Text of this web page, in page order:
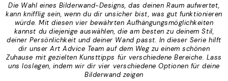
Die Wahl eines Bilderwand-Designs, das deinen Raum aufwertet,
kann knifflig sein, wenn du dir unsicher bist, was gut funktionieren
würde. Mit diesen vier bewährten Aufhängungsmöglichkeiten
kannst du diejenige auswählen, die am besten zu deinem Stil,
deiner Persönlichkeit und deiner Wand passt. In dieser Serie hilft
dir unser Art Advice Team auf dem Weg zu einem schönen
Zuhause mit gezielten Kunsttipps für verschiedene Bereiche. Lass
uns loslegen, indem wir dir vier verschiedene Optionen für deine
Bilderwand zeigen